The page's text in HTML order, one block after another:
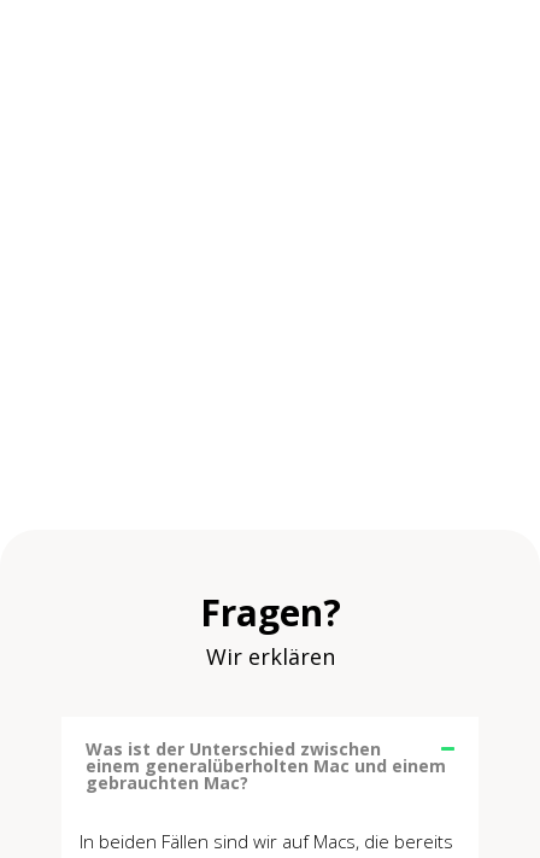
Fragen?
Wir erklären
Was ist der Unterschied zwischen
einem generalüberholten Mac und einem
gebrauchten Mac?
In beiden Fällen sind wir auf Macs, die bereits